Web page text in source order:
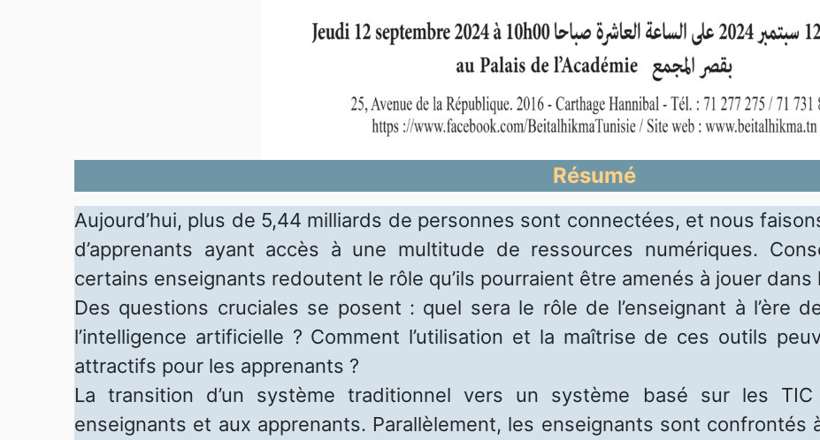
Résumé
Aujourd’hui, plus de 5,44 milliards de personnes sont connectées, et nous
d’apprenants ayant accès à une multitude de ressources numériques.
certains enseignants redoutent le rôle qu’ils pourraient être amenés à jouer dans
Des questions cruciales se posent : quel sera le rôle de l’enseignant à l’ère
l’intelligence artificielle ? Comment l’utilisation et la maîtrise de ces outils
attractifs pour les apprenants ?
La transition d’un système traditionnel vers un système basé sur les
enseignants et aux apprenants. Parallèlement, les enseignants sont